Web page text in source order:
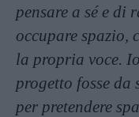
pensare a sé e di
occupare spazio,
la propria voce.
progetto fosse da
per pretendere